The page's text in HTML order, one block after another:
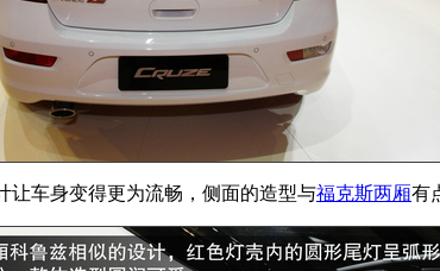
让车身变得更为流畅，侧面的造型与福克斯两厢有